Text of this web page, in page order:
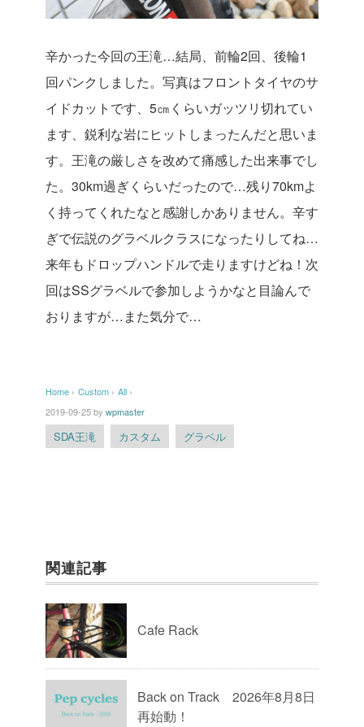
辛かった今回の王滝…結局、前輪2回、後輪1
回パンクしました。写真はフロントタイヤのサ
イドカットです、5㎝くらいガッツリ切れてい
ます、鋭利な岩にヒットしまったんだと思いま
す。王滝の厳しさを改めて痛感した出来事でし
た。30km過ぎくらいだったので…残り70kmよ
く持ってくれたなと感謝しかありません。 辛す
ぎで伝説のグラベルクラスになったりしてね…
来年もドロップハンドルで走りますけどね！次
回はSSグラベルで参加しようかなと目論んで
おりますが…また気分で…
Home › Custom › All ›
2019-09-25by wpmaster
SDA王滝 カスタム グラベル
関連記事
Cafe Rack
Back on Track 2026年8月8日
再始動！